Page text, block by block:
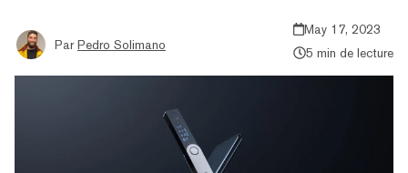
Par Pedro Solimano
May 17, 2023
5 min de lecture